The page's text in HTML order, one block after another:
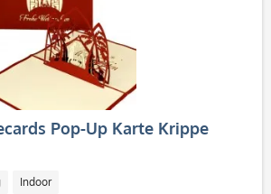
Pop-Up Karte Krippe
Indoor